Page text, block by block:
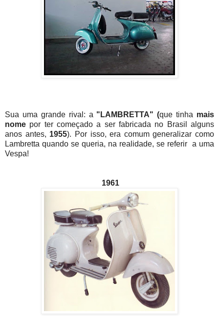
Sua uma grande rival: a "LAMBRETTA" (que tinha mais
nome por ter começado a ser fabricada no Brasil alguns
anos antes, 1955). Por isso, era comum generalizar como
Lambretta quando se queria, na realidade, se referir a uma
Vespa!
1961